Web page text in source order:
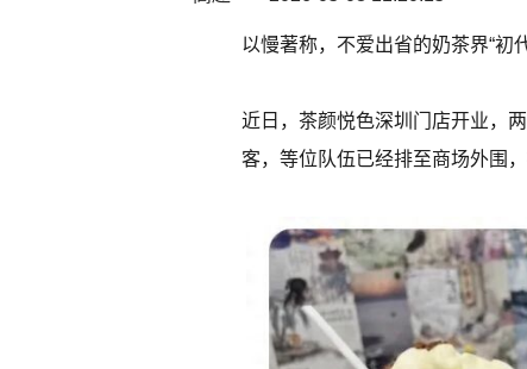
以慢著称，不爱出省的奶茶界“初
近日，茶颜悦色深圳门店开业，
客，等位队伍已经排至商场外围，